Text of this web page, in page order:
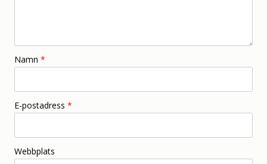
Namn *
E-postadress *
Webbplats